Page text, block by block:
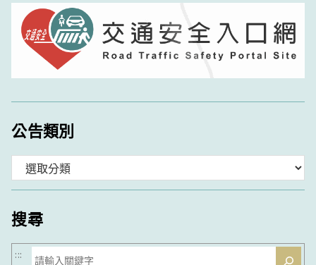
公告類別
類
搜尋
搜
:::